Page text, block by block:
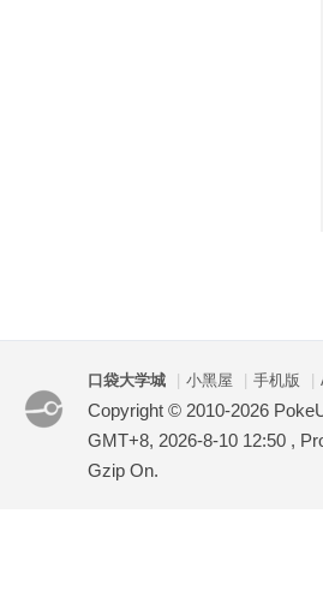
口袋大学城 小黑屋 手机版
Copyright © 2010-2026
GMT+8, 2026-8-10 12:50 ,
Gzip On.